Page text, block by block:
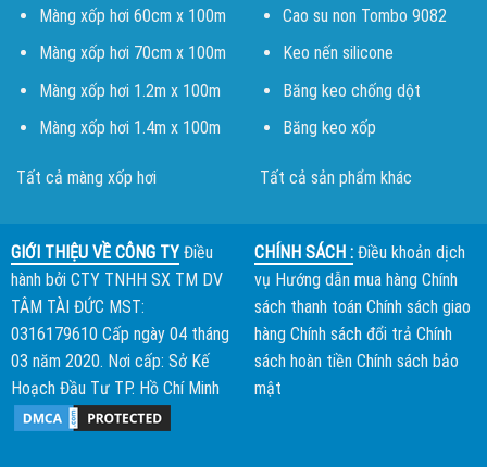
Màng xốp hơi 60cm x 100m
Màng xốp hơi 70cm x 100m
Màng xốp hơi 1.2m x 100m
Màng xốp hơi 1.4m x 100m
Tất cả màng xốp hơi
Cao su non Tombo 9082
Keo nến silicone
Băng keo chống dột
Băng keo xốp
Tất cả sản phẩm khác
GIỚI THIỆU VỀ CÔNG TYĐiều
hành bởi CTY TNHH SX TM DV
TÂM TÀI ĐỨC MST:
0316179610 Cấp ngày 04 tháng
03 năm 2020. Nơi cấp: Sở Kế
Hoạch Đầu Tư TP. Hồ Chí Minh
CHÍNH SÁCH : Điều khoản dịch
vụ Hướng dẫn mua hàng Chính
sách thanh toán Chính sách giao
hàng Chính sách đổi trả Chính
sách hoàn tiền Chính sách bảo
mật